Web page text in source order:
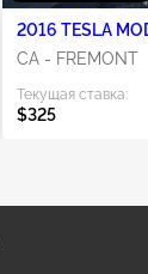
2016 TESLA
CA - FREMONT
Текущая ставка:
$325